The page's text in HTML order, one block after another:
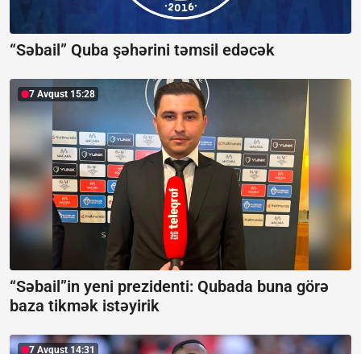
“Səbail” Quba şəhərini təmsil edəcək
7 Avqust 15:28
“Səbail”in yeni prezidenti: Qubada buna görə
baza tikmək istəyirik
7 Avqust 14:31